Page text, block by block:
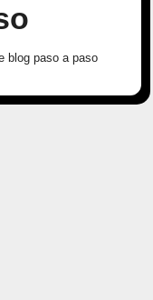
blog paso a paso